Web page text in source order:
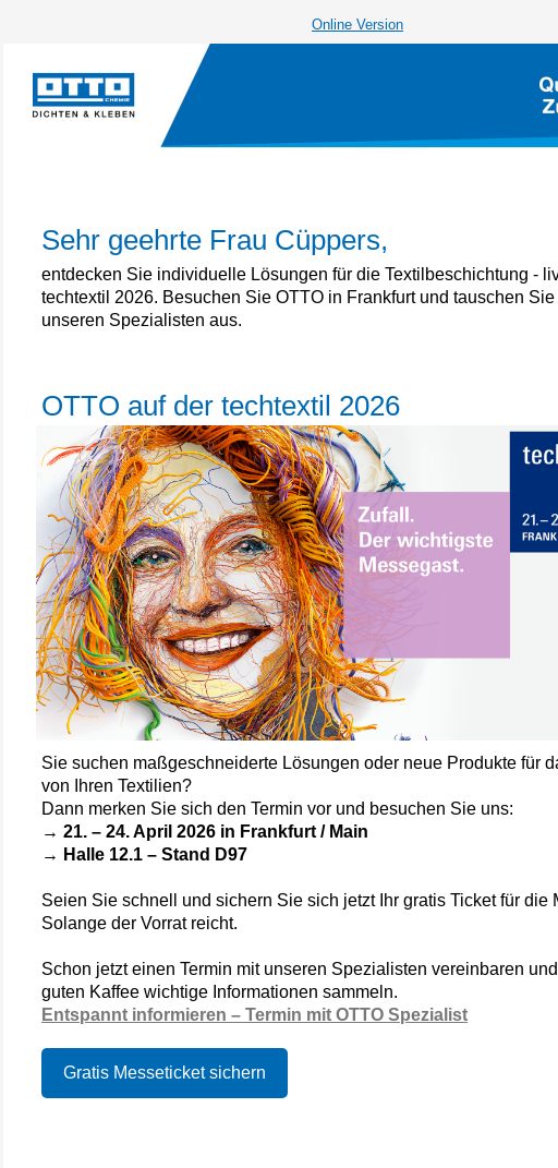
Online Version
Sehr geehrte Frau Cüppers,
entdecken Sie individuelle Lösungen für die Textilbeschichtung -
techtextil 2026. Besuchen Sie OTTO in Frankfurt und tauschen
unseren Spezialisten aus.
OTTO auf der techtextil 2026
Sie suchen maßgeschneiderte Lösungen oder neue Produkte für
von Ihren Textilien?​
Dann merken Sie sich den Termin vor und besuchen Sie uns:​
→ 21. – 24. April 2026 in Frankfurt / Main
→ Halle 12.1 – Stand D97​
Seien Sie schnell und sichern Sie sich jetzt Ihr gratis Ticket für die
Solange der Vorrat reicht.
Schon jetzt einen Termin mit unseren Spezialisten vereinbaren
guten Kaffee wichtige Informationen sammeln​.
Entspannt informieren – Termin mit OTTO Spezialist
Gratis Messeticket sichern